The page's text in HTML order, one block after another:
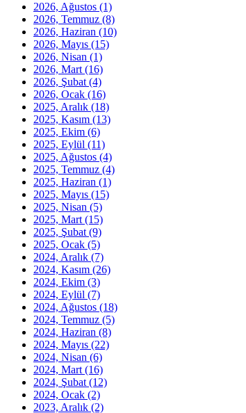
2026, Ağustos (1)
2026, Temmuz (8)
2026, Haziran (10)
2026, Mayıs (15)
2026, Nisan (1)
2026, Mart (16)
2026, Şubat (4)
2026, Ocak (16)
2025, Aralık (18)
2025, Kasım (13)
2025, Ekim (6)
2025, Eylül (11)
2025, Ağustos (4)
2025, Temmuz (4)
2025, Haziran (1)
2025, Mayıs (15)
2025, Nisan (5)
2025, Mart (15)
2025, Şubat (9)
2025, Ocak (5)
2024, Aralık (7)
2024, Kasım (26)
2024, Ekim (3)
2024, Eylül (7)
2024, Ağustos (18)
2024, Temmuz (5)
2024, Haziran (8)
2024, Mayıs (22)
2024, Nisan (6)
2024, Mart (16)
2024, Şubat (12)
2024, Ocak (2)
2023, Aralık (2)